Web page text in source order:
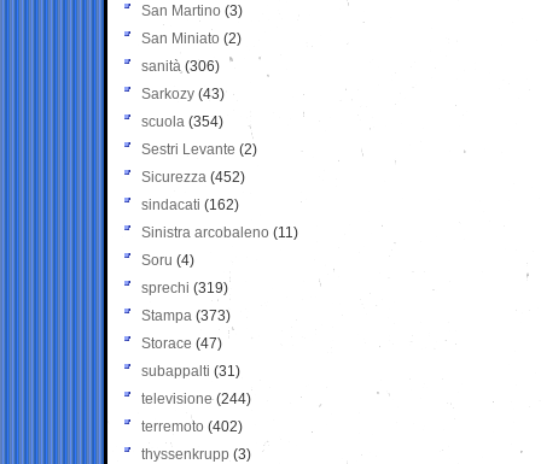
San Martino (3)
San Miniato (2)
sanità (306)
Sarkozy (43)
scuola (354)
Sestri Levante (2)
Sicurezza (452)
sindacati (162)
Sinistra arcobaleno (11)
Soru (4)
sprechi (319)
Stampa (373)
Storace (47)
subappalti (31)
televisione(244)
terremoto (402)
thyssenkrupp (3)